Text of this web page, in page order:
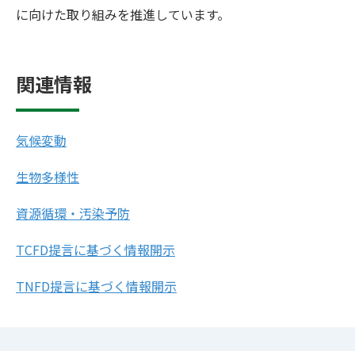
に向けた取り組みを推進しています。
関連情報
気候変動
生物多様性
資源循環・汚染予防
TCFD提言に基づく情報開示
TNFD提言に基づく情報開示